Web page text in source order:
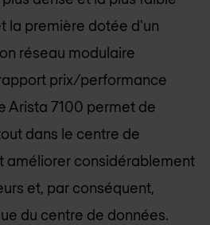
la première dotée d'un
réseau modulaire
prix/performance
Arista 7100 permet de
dans le centre de
améliorer considérablement
et, par conséquent,
du centre de données.